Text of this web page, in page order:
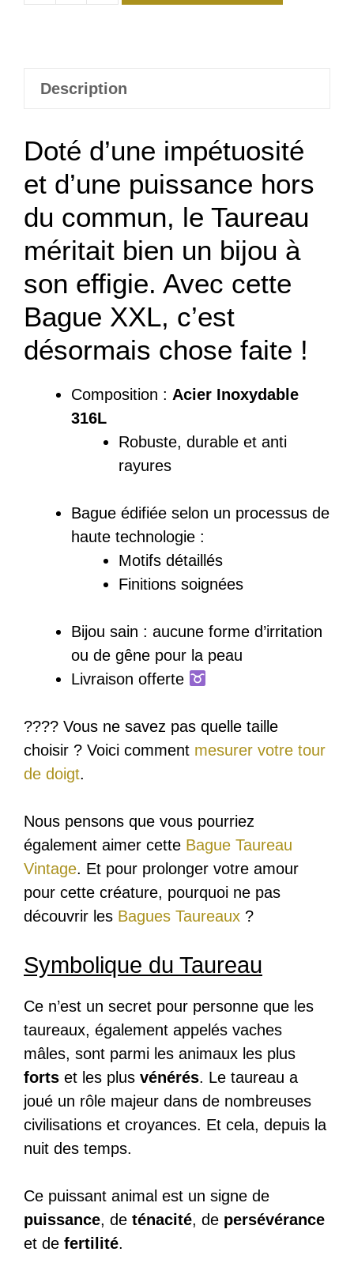
Impulsif
Description
Doté d’une impétuosité
et d’une puissance hors
du commun, le Taureau
méritait bien un bijou à
son effigie. Avec cette
Bague XXL, c’est
désormais chose faite !
Composition : Acier Inoxydable
316L
Robuste, durable et anti
rayures
Bague édifiée selon un processus de
haute technologie :
Motifs détaillés
Finitions soignées
Bijou sain : aucune forme d’irritation
ou de gêne pour la peau
Livraison offerte
???? Vous ne savez pas quelle taille
choisir ? Voici comment mesurer votre tour
de doigt.
Nous pensons que vous pourriez
également aimer cette Bague Taureau
Vintage. Et pour prolonger votre amour
pour cette créature, pourquoi ne pas
découvrir les Bagues Taureaux ?
Symbolique du Taureau
Ce n’est un secret pour personne que les
taureaux, également appelés vaches
mâles, sont parmi les animaux les plus
forts et les plus vénérés. Le taureau a
joué un rôle majeur dans de nombreuses
civilisations et croyances. Et cela, depuis la
nuit des temps.
Ce puissant animal est un signe de
puissance, de ténacité, de persévérance
et de fertilité.